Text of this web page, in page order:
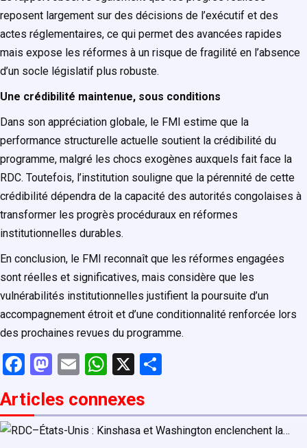
reposent largement sur des décisions de l’exécutif et des
actes réglementaires, ce qui permet des avancées rapides
mais expose les réformes à un risque de fragilité en l’absence
d’un socle législatif plus robuste.
Une crédibilité maintenue, sous conditions
Dans son appréciation globale, le FMI estime que la
performance structurelle actuelle soutient la crédibilité du
programme, malgré les chocs exogènes auxquels fait face la
RDC. Toutefois, l’institution souligne que la pérennité de cette
crédibilité dépendra de la capacité des autorités congolaises à
transformer les progrès procéduraux en réformes
institutionnelles durables.
En conclusion, le FMI reconnaît que les réformes engagées
sont réelles et significatives, mais considère que les
vulnérabilités institutionnelles justifient la poursuite d’un
accompagnement étroit et d’une conditionnalité renforcée lors
des prochaines revues du programme.
F
a
ce
b
M
st
o
E
ail
W
at
s
X
ta
g
Articles connexes